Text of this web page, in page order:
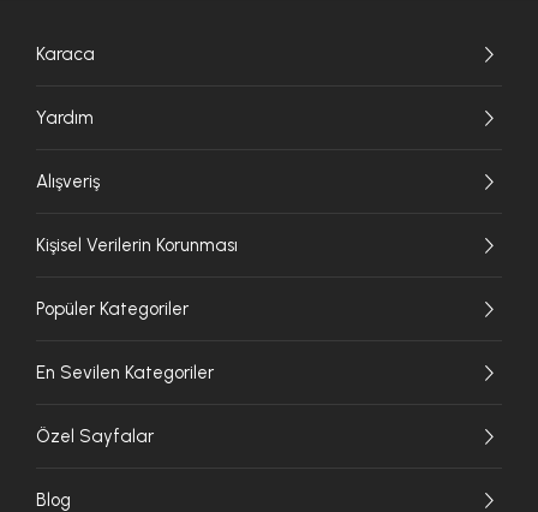
Karaca
Yardım
Alışveriş
Kişisel Verilerin Korunması
Popüler Kategoriler
En Sevilen Kategoriler
Özel Sayfalar
Blog